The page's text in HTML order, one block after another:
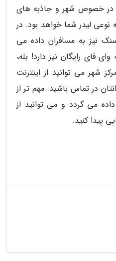
در خصوص شهر و جاذبه های
لیدر شما خواهد بود. در
نیز به مسافران داده می
فای رایگان نیز دارد! بله،
شهر می توانید از اینترنت
در تماس باشید. مهم تر از
می گردد و می توانید از
پیدا کنید.